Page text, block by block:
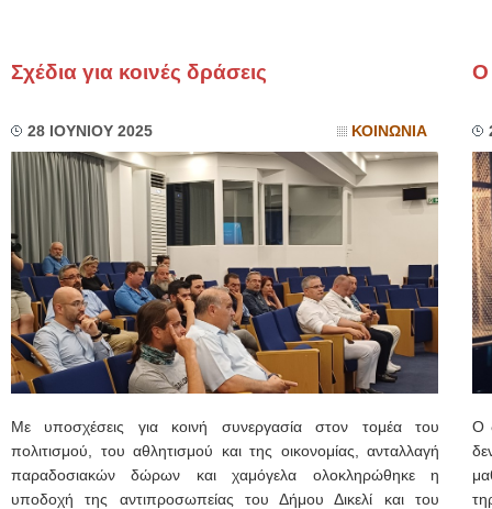
Σχέδια για κοινές δράσεις
28 ΙΟΥΝΙΟΥ 2025 ΚΟΙΝΩΝΙΑ
Με υποσχέσεις για κοινή συνεργασία στον τομέα του
πολιτισμού, του αθλητισμού και της οικονομίας, ανταλλαγή
παραδοσιακών δώρων και χαμόγελα ολοκληρώθηκε η
υποδοχή της αντιπροσωπείας του Δήμου Δικελί και του
Ο
Ο